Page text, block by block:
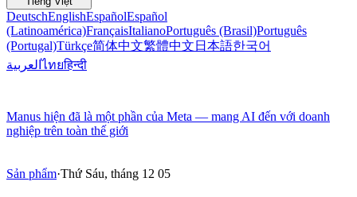
DeutschEnglishEspañolEspañol
(Latinoamérica)FrançaisItalianoPortuguês (Brasil)Português
(Portugal)Türkçe简体中文繁體中文 日本語한국어
العربيةไทยहिन्दी
Manus hiện đã là một phần của Meta — mang AI đến với doanh
nghiệp trên toàn thế giới
Sản phẩm·Thứ Sáu, tháng 12 05